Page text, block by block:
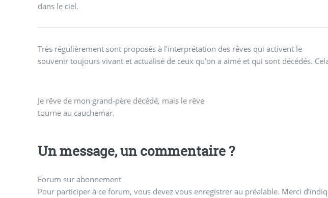
dans le ciel.
Très régulièrement sont proposés à l’interprétation des rêves qui activent le
souvenir toujours vivant et actualisé de ceux qu’on a aimé et qui sont décédés.
Je rêve de mon grand-père décédé, mais le rêve
tourne au cauchemar.
Un message, un commentaire ?
Forum sur abonnement
Pour participer à ce forum, vous devez vous enregistrer au préalable. Merci